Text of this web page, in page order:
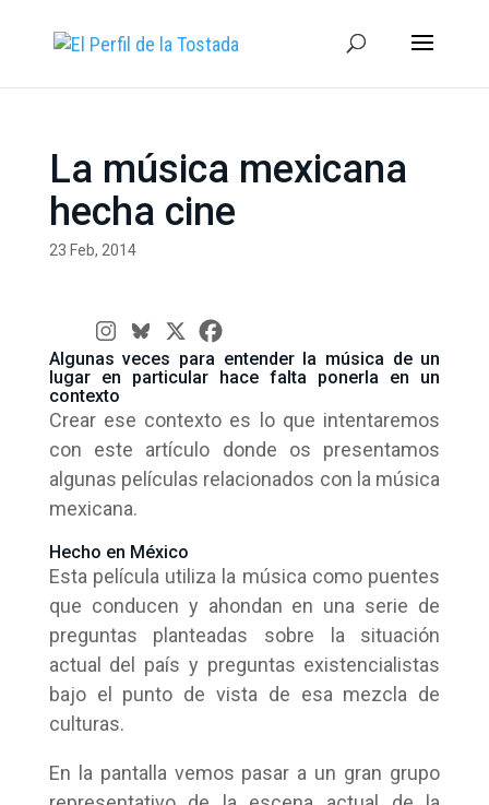
La música mexicana
hecha cine
23 Feb, 2014
Algunas veces para entender la música de un
lugar en particular hace falta ponerla en un
contexto
Crear ese contexto es lo que intentaremos
con este artículo donde os presentamos
algunas películas relacionados con la música
mexicana.
Hecho en México
Esta película utiliza la música como puentes
que conducen y ahondan en una serie de
preguntas planteadas sobre la situación
actual del país y preguntas existencialistas
bajo el punto de vista de esa mezcla de
culturas.
En la pantalla vemos pasar a un gran grupo